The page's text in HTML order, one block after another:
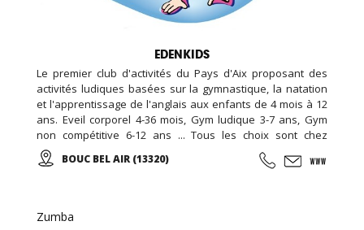
EDENKIDS
Le premier club d'activités du Pays d'Aix proposant des
activités ludiques basées sur la gymnastique, la natation
et l'apprentissage de l'anglais aux enfants de 4 mois à 12
ans. Eveil corporel 4-36 mois, Gym ludique 3-7 ans, Gym
non compétitive 6-12 ans ... Tous les choix sont chez
EDENKIDS !
BOUC BEL AIR (13320)
Zumba